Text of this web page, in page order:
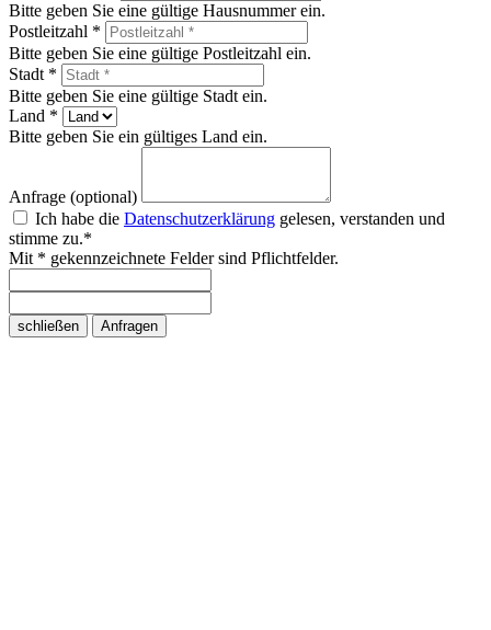
Bitte geben Sie eine gültige Hausnummer ein.
Postleitzahl *
Bitte geben Sie eine gültige Postleitzahl ein.
Stadt *
Bitte geben Sie eine gültige Stadt ein.
Land *
Bitte geben Sie ein gültiges Land ein.
Anfrage (optional)
Ich habe die Datenschutzerklärung gelesen, verstanden und
stimme zu.*
Mit * gekennzeichnete Felder sind Pflichtfelder.
schließen Anfragen